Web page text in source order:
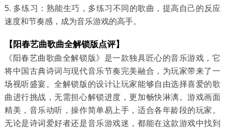
5. 多练习：熟能生巧，多练习不同的歌曲，提高自己的反应
速度和节奏感，成为音乐游戏的高手。
【阳春艺曲歌曲全解锁版点评】
《阳春艺曲歌曲全解锁版》是一款独具匠心的音乐游戏，它
将中国古典诗词与现代音乐节奏完美融合，为玩家带来了一
场视听盛宴。全解锁版的设计让玩家能够自由选择喜爱的歌
曲进行挑战，无需担心解锁进度，更加畅快淋漓。游戏画面
精美，音乐动听，操作简单易上手，适合各年龄段的玩家。
无论是诗词爱好者还是音乐游戏迷，都能在这款游戏中找到